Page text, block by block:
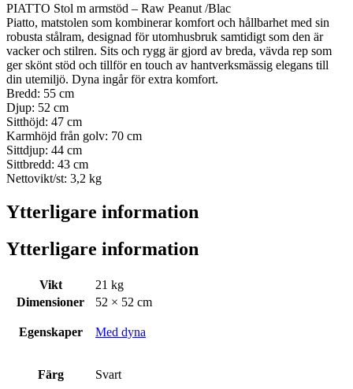
PIATTO Stol m armstöd – Raw Peanut /Blac
Piatto, matstolen som kombinerar komfort och hållbarhet med sin
robusta stålram, designad för utomhusbruk samtidigt som den är
vacker och stilren. Sits och rygg är gjord av breda, vävda rep som
ger skönt stöd och tillför en touch av hantverksmässig elegans till
din utemiljö. Dyna ingår för extra komfort.
Bredd: 55 cm
Djup: 52 cm
Sitthöjd: 47 cm
Karmhöjd från golv: 70 cm
Sittdjup: 44 cm
Sittbredd: 43 cm
Nettovikt/st: 3,2 kg
Ytterligare information
Ytterligare information
Vikt
21 kg
Dimensioner
52 × 52 cm
Egenskaper Med dyna
Färg Svart